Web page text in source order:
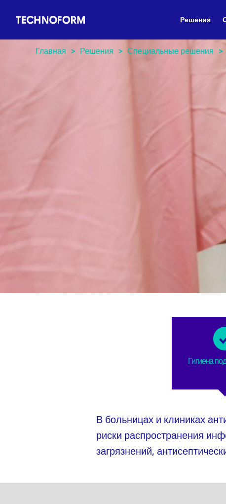
содержанию
navigation
Решения
Главная Решения Специальные решения
Гигиена
В больницах и клиниках
риски распространения
загрязнений,